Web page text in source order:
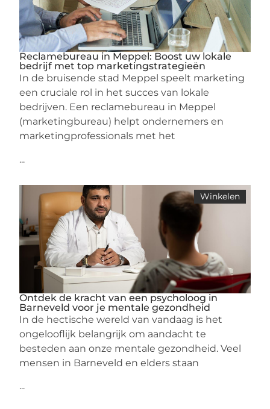
Reclamebureau in Meppel: Boost uw lokale
bedrijf met top marketingstrategieën
In de bruisende stad Meppel speelt marketing
een cruciale rol in het succes van lokale
bedrijven. Een reclamebureau in Meppel
(marketingbureau) helpt ondernemers en
marketingprofessionals met het
...
Winkelen
Ontdek de kracht van een psycholoog in
Barneveld voor je mentale gezondheid
In de hectische wereld van vandaag is het
ongelooflijk belangrijk om aandacht te
besteden aan onze mentale gezondheid. Veel
mensen in Barneveld en elders staan
...